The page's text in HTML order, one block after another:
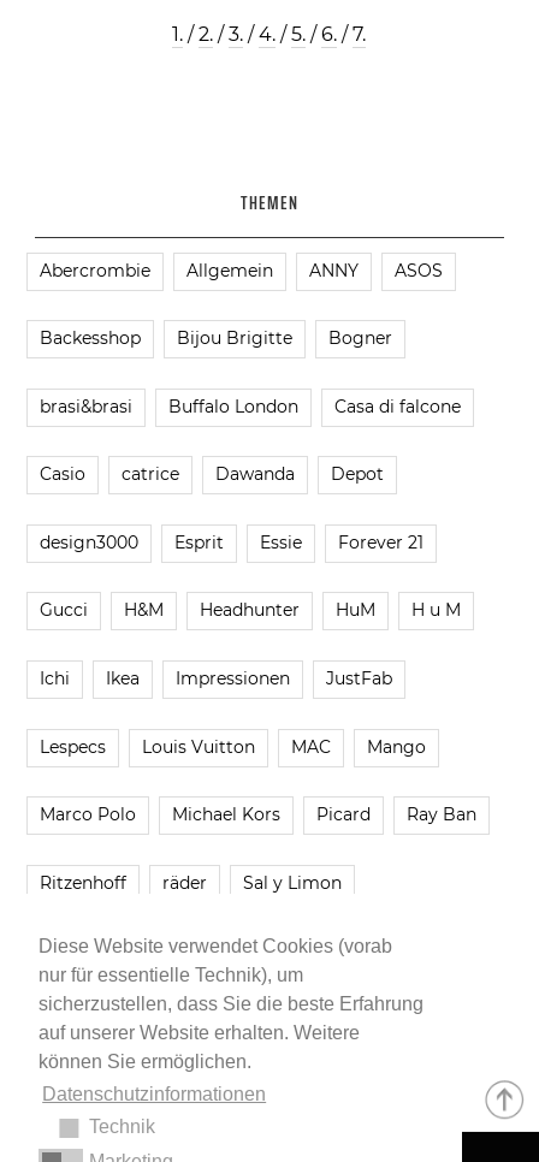
Diese Website verwendet Cookies (vorab
nur für essentielle Technik), um
sicherzustellen, dass Sie die beste Erfahrung
auf unserer Website erhalten. Weitere
können Sie ermöglichen.
Datenschutzinformationen
Technik
1. /2. /3. /4. /5. /6. /7.
THEMEN
Abercrombie Allgemein ANNY ASOS
Backesshop Bijou Brigitte Bogner
brasi&brasi Buffalo London Casa di falcone
Casio catrice Dawanda Depot
design3000 Esprit Essie Forever 21
Gucci H&M Headhunter HuM H u M
Ichi Ikea Impressionen JustFab
Lespecs Louis Vuitton MAC Mango
Marco Polo Michael Kors Picard Ray Ban
Ritzenhoff räder Sal y Limon
Smartbuyglasses smash! Steve Madden
Younique Zara